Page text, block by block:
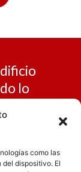
como las
dispositivo. El
lo